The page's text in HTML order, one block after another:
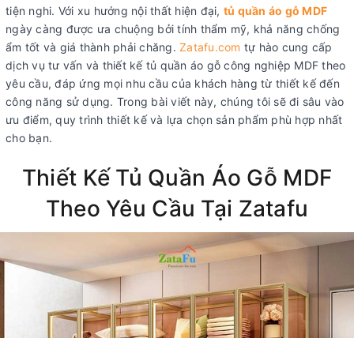
tiện nghi. Với xu hướng nội thất hiện đại, tủ quần áo gỗ MDF
ngày càng được ưa chuộng bởi tính thẩm mỹ, khả năng chống
ẩm tốt và giá thành phải chăng. Zatafu.com tự hào cung cấp
dịch vụ tư vấn và thiết kế tủ quần áo gỗ công nghiệp MDF theo
yêu cầu, đáp ứng mọi nhu cầu của khách hàng từ thiết kế đến
công năng sử dụng. Trong bài viết này, chúng tôi sẽ đi sâu vào
ưu điểm, quy trình thiết kế và lựa chọn sản phẩm phù hợp nhất
cho bạn.
Thiết Kế Tủ Quần Áo Gỗ MDF
Theo Yêu Cầu Tại Zatafu